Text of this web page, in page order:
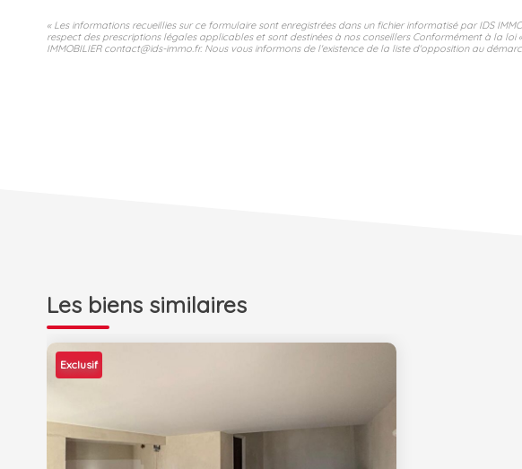
« Les informations recueillies sur ce formulaire sont enregistrées dans un fichier informatisé par IDS
respect des prescriptions légales applicables et sont destinées à nos conseillers Conformément à la
IMMOBILIER contact@ids-immo.fr. Nous vous informons de l'existence de la liste d'opposition au
Les biens similaires
Exclusif